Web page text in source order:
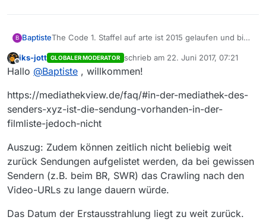
B BaptisteThe Code 1. Staffel auf arte ist 2015 gelaufen und bis
Leider fehlt sie zum download in der MV.
Filmliste 21.6.2017
Offline
iks-jott GLOBALER MODERATOR schrieb am 22. Juni 2017, 07:21
zuletzt editiert von
Hallo @Baptiste , willkommen!
https://mediathekview.de/faq/#in-der-mediathek-des-
senders-xyz-ist-die-sendung-vorhanden-in-der-
filmliste-jedoch-nicht
Auszug: Zudem können zeitlich nicht beliebig weit
zurück Sendungen aufgelistet werden, da bei gewissen
Sendern (z.B. beim BR, SWR) das Crawling nach den
Video-URLs zu lange dauern würde.
Das Datum der Erstausstrahlung liegt zu weit zurück.